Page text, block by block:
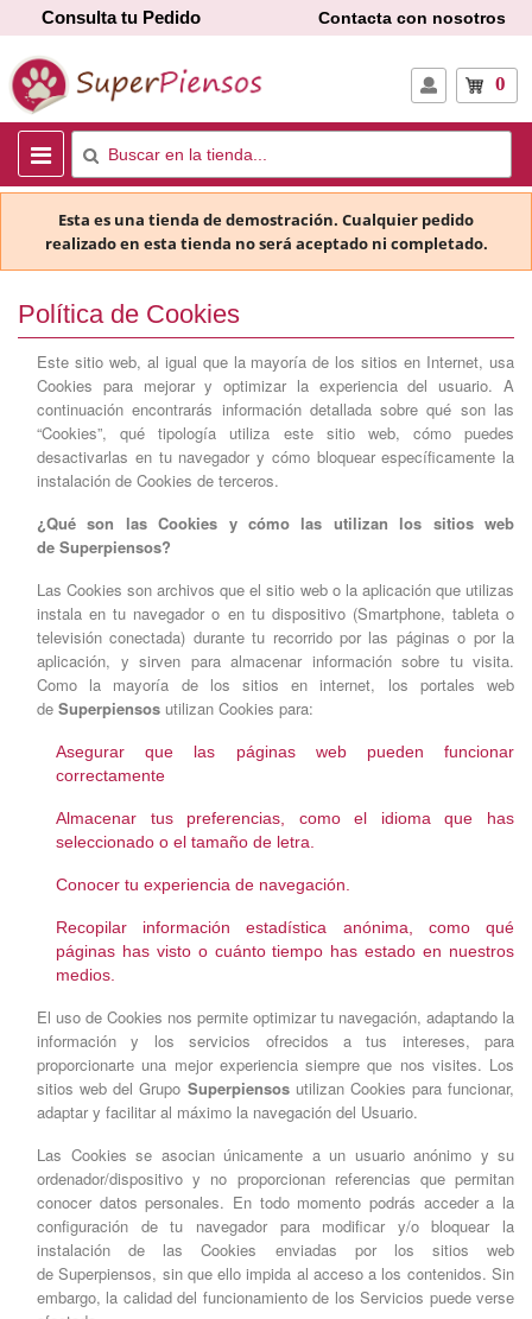
Consulta tu Pedido Contacta con nosotros
0
Esta es una tienda de demostración. Cualquier pedido
realizado en esta tienda no será aceptado ni completado.
Política de Cookies
Este sitio web, al igual que la mayoría de los sitios en Internet, usa
Cookies para mejorar y optimizar la experiencia del usuario. A
continuación encontrarás información detallada sobre qué son las
“Cookies”, qué tipología utiliza este sitio web, cómo puedes
desactivarlas en tu navegador y cómo bloquear específicamente la
instalación de Cookies de terceros.
¿Qué son las Cookies y cómo las utilizan los sitios web
de Superpiensos?
Las Cookies son archivos que el sitio web o la aplicación que utilizas
instala en tu navegador o en tu dispositivo (Smartphone, tableta o
televisión conectada) durante tu recorrido por las páginas o por la
aplicación, y sirven para almacenar información sobre tu visita.
Como la mayoría de los sitios en internet, los portales web
de Superpiensos utilizan Cookies para:
Asegurar que las páginas web pueden funcionar
correctamente
Almacenar tus preferencias, como el idioma que has
seleccionado o el tamaño de letra.
Conocer tu experiencia de navegación.
Recopilar información estadística anónima, como qué
páginas has visto o cuánto tiempo has estado en nuestros
medios.
El uso de Cookies nos permite optimizar tu navegación, adaptando la
información y los servicios ofrecidos a tus intereses, para
proporcionarte una mejor experiencia siempre que nos visites. Los
sitios web del Grupo Superpiensosutilizan Cookies para funcionar,
adaptar y facilitar al máximo la navegación del Usuario.
Las Cookies se asocian únicamente a un usuario anónimo y su
ordenador/dispositivo y no proporcionan referencias que permitan
conocer datos personales. En todo momento podrás acceder a la
configuración de tu navegador para modificar y/o bloquear la
instalación de las Cookies enviadas por los sitios web
de Superpiensos, sin que ello impida al acceso a los contenidos. Sin
embargo, la calidad del funcionamiento de los Servicios puede verse